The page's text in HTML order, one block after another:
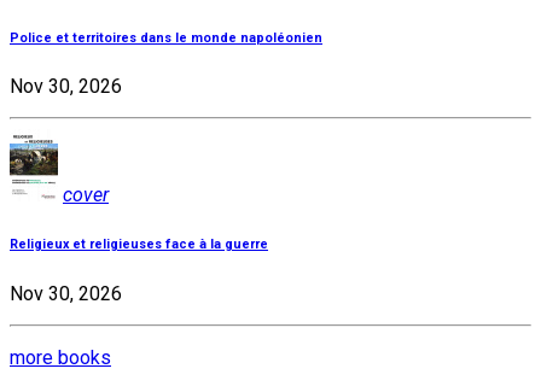
Police et territoires dans le monde napoléonien
Nov 30, 2026
cover
Religieux et religieuses face à la guerre
Nov 30, 2026
more books